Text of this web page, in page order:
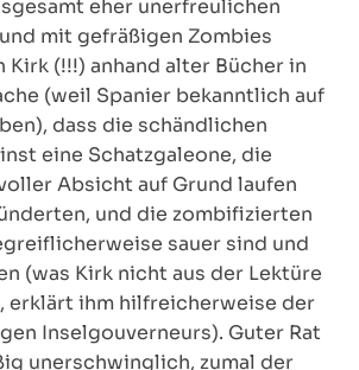
eher unerfreulichen
mit gefräßigen Zombies
(!!!) anhand alter Bücher in
(weil Spanier bekanntlich auf
dass die schändlichen
eine Schatzgaleone, die
Absicht auf Grund laufen
und die zombifizierten
sauer sind und
(was Kirk nicht aus der Lektüre
erklärt ihm hilfreicherweise der
Inselgouverneurs). Guter Rat
unerschwinglich, zumal der